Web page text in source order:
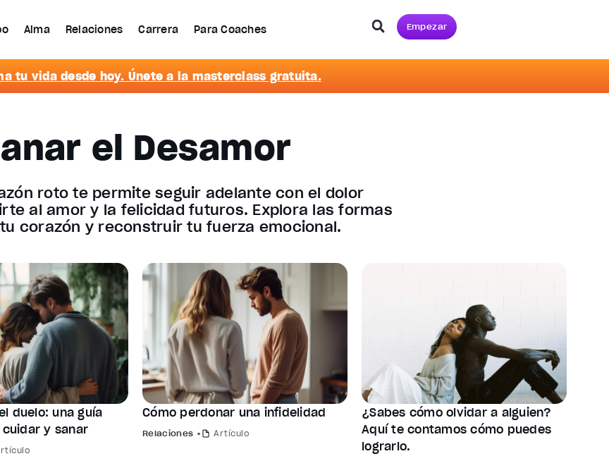
Alma Relaciones Carrera Para Coaches Empezar
tu vida desde hoy. Únete a la masterclass gratuita.
el Desamor
roto te permite seguir adelante con el dolor
al amor y la felicidad futuros. Explora las formas
corazón y reconstruir tu fuerza emocional.
duelo: una guía
y sanar
Cómo perdonar una infidelidad
Relaciones Artículo
¿Sabes cómo olvidar a alguien?
Aquí te contamos cómo puedes
lograrlo.